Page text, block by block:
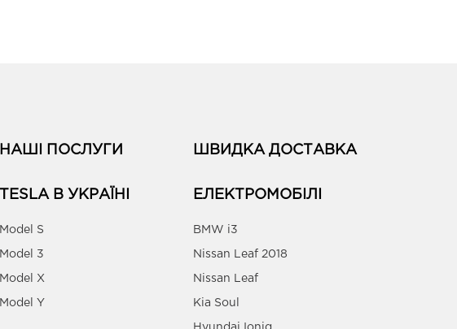
НАШІ ПОСЛУГИ ШВИДКА ДОСТАВКА
TESLA В УКРАЇНІ
Model S
Model 3
Model X
Model Y
ЕЛЕКТРОМОБІЛІ
BMW i3
Nissan Leaf 2018
Nissan Leaf
Kia Soul